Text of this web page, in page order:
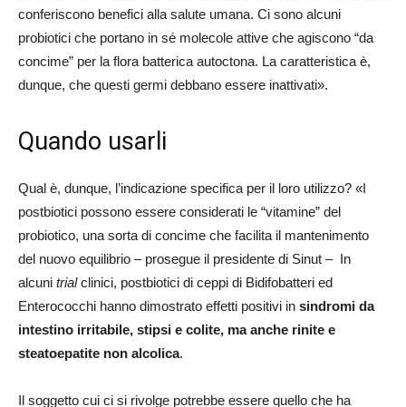
conferiscono benefici alla salute umana. Ci sono alcuni
probiotici che portano in sé molecole attive che agiscono “da
concime” per la flora batterica autoctona. La caratteristica è,
dunque, che questi germi debbano essere inattivati».
Quando usarli
Qual è, dunque, l’indicazione specifica per il loro utilizzo? «I
postbiotici possono essere considerati le “vitamine” del
probiotico, una sorta di concime che facilita il mantenimento
del nuovo equilibrio – prosegue il presidente di Sinut – In
alcuni trialclinici, postbiotici di ceppi di Bidifobatteri ed
Enterococchi hanno dimostrato effetti positivi in sindromi da
intestino irritabile, stipsi e colite, ma anche rinite e
steatoepatite non alcolica.
Il soggetto cui ci si rivolge potrebbe essere quello che ha